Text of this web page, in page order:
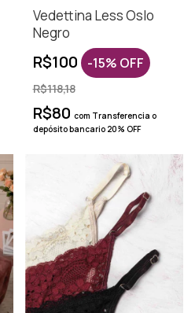
Vedettina Less Oslo
Negro
R$100 -15% OFF
R$118,18
R$80 com Transferencia o
depósito bancario 20% OFF